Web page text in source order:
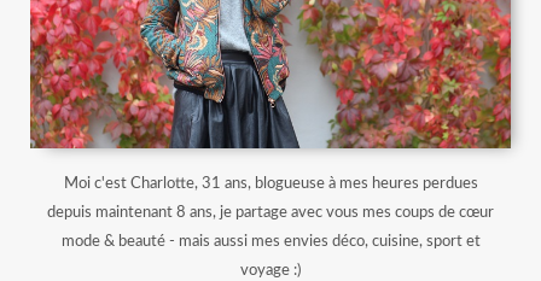
Moi c'est Charlotte, 31 ans, blogueuse à mes heures perdues
depuis maintenant 8 ans, je partage avec vous mes coups de cœur
mode & beauté - mais aussi mes envies déco, cuisine, sport et
voyage :)